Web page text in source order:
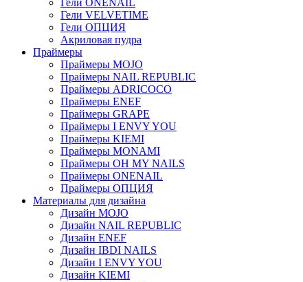
Гели ONENAIL
Гели VELVETIME
Гели ОПЦИЯ
Акриловая пудра
Праймеры
Праймеры MOJO
Праймеры NAIL REPUBLIC
Праймеры ADRICOCO
Праймеры ENEF
Праймеры GRAPE
Праймеры I ENVY YOU
Праймеры KIEMI
Праймеры MONAMI
Праймеры OH MY NAILS
Праймеры ONENAIL
Праймеры ОПЦИЯ
Материалы для дизайна
Дизайн MOJO
Дизайн NAIL REPUBLIC
Дизайн ENEF
Дизайн IBDI NAILS
Дизайн I ENVY YOU
Дизайн KIEMI